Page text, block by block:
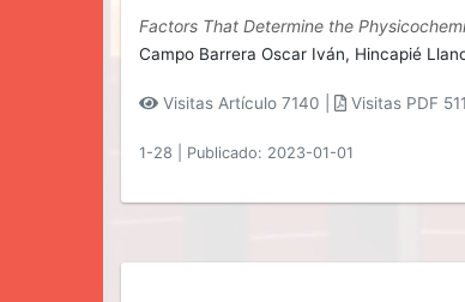
Factors That Determine the
Campo Barrera Oscar Iván, Hincapié
Visitas Artículo 7140 | Visitas PDF
1-28 Publicado: 2023-01-01